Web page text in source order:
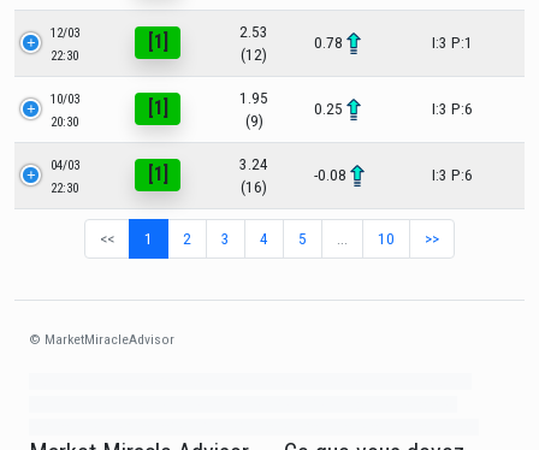
12/03
22:30
[1]
2.53
(12)
0.78 I:3 P:1
10/03
20:30
[1]
1.95
(9)
0.25 I:3 P:6
04/03
22:30
[1]
3.24
(16)
-0.08 I:3 P:6
<< 1 2 3 4 5 10 >>
© MarketMiracleAdvisor